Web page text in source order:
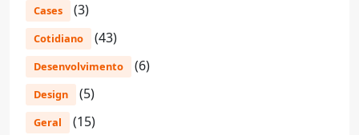
Cases (3)
Cotidiano (43)
Desenvolvimento (6)
Design (5)
Geral (15)